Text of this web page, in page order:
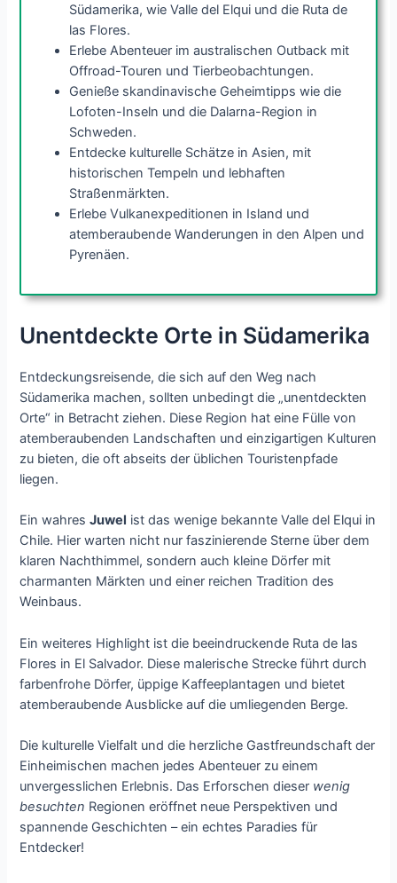
Südamerika, wie Valle del Elqui und die Ruta de
las Flores.
Erlebe Abenteuer im australischen Outback mit
Offroad-Touren und Tierbeobachtungen.
Genieße skandinavische Geheimtipps wie die
Lofoten-Inseln und die Dalarna-Region in
Schweden.
Entdecke kulturelle Schätze in Asien, mit
historischen Tempeln und lebhaften
Straßenmärkten.
Erlebe Vulkanexpeditionen in Island und
atemberaubende Wanderungen in den Alpen und
Pyrenäen.
Unentdeckte Orte in Südamerika
Entdeckungsreisende, die sich auf den Weg nach
Südamerika machen, sollten unbedingt die „unentdeckten
Orte“ in Betracht ziehen. Diese Region hat eine Fülle von
atemberaubenden Landschaften und einzigartigen Kulturen
zu bieten, die oft abseits der üblichen Touristenpfade
liegen.
Ein wahresJuwel ist das wenige bekannte Valle del Elqui in
Chile. Hier warten nicht nur faszinierende Sterne über dem
klaren Nachthimmel, sondern auch kleine Dörfer mit
charmanten Märkten und einer reichen Tradition des
Weinbaus.
Ein weiteres Highlight ist die beeindruckende Ruta de las
Flores in El Salvador. Diese malerische Strecke führt durch
farbenfrohe Dörfer, üppige Kaffeeplantagen und bietet
atemberaubende Ausblicke auf die umliegenden Berge.
Die kulturelle Vielfalt und die herzliche Gastfreundschaft der
Einheimischen machen jedes Abenteuer zu einem
unvergesslichen Erlebnis. Das Erforschen dieser wenig
besuchten Regionen eröffnet neue Perspektiven und
spannende Geschichten – ein echtes Paradies für
Entdecker!